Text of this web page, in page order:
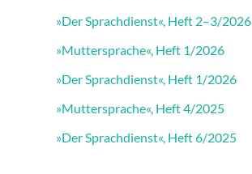
»Der Sprachdienst«, Heft 2–3/2026
»Muttersprache«, Heft 1/2026
»Der Sprachdienst«, Heft 1/2026
»Muttersprache«, Heft 4/2025
»Der Sprachdienst«, Heft 6/2025